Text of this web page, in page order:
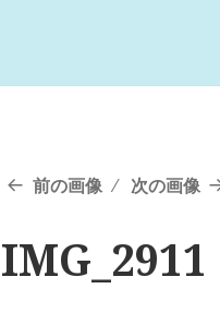
前の画像 次の画像
IMG_2911